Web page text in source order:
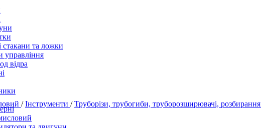
стакани та ложки
управління
відра
/ Інструменти / Труборізи, трубогиби, труборозширювачі, розбирання